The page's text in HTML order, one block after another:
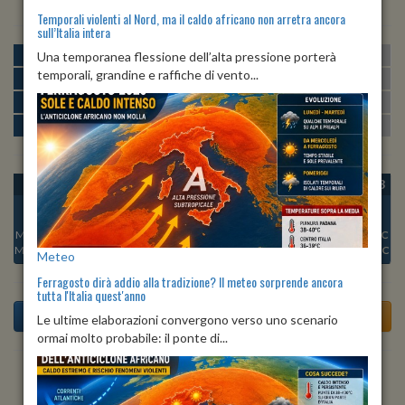
MATTINA min:21º max:28º U:
POMERIGGIO min:28º max:30º
SERA min:25º max:30º U:70% 78%
NOTTE min: 22º max:25º U:80%
OGGI
Min:
24°C
Max:28°C
SAB 08
Min:
Max:28°C
DOM 09
Min:24°C
Max:29°C
LUN 10
Min:
26°C
Max:32°C
MAR 11
Max:30°C
MER 12
Min:25°C
Max:29°C
GIO 13
24°C
Max:30°C
Previsioni del Tempo a Alpignano tra 4 giorni
Temporali violenti al Nord, ma il caldo africano non arretra ancora
sull’Italia intera
Una temporanea flessione dell’alta pressione porterà
temporali, grandine e raffiche di vento...
Meteo
Ferragosto dirà addio alla tradizione? Il meteo sorprende ancora
tutta l'Italia quest'anno
Le ultime elaborazioni convergono verso uno scenario
ormai molto probabile: il ponte di...